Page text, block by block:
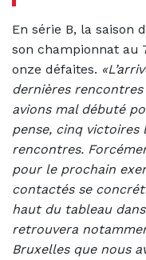
En série B, la saison
son championnat au
onze défaites.
dernières
avions mal débuté
pense, cinq victoires
rencontres.
pour le prochain
contactés se
haut du tableau
retrouvera
Bruxelles que nous